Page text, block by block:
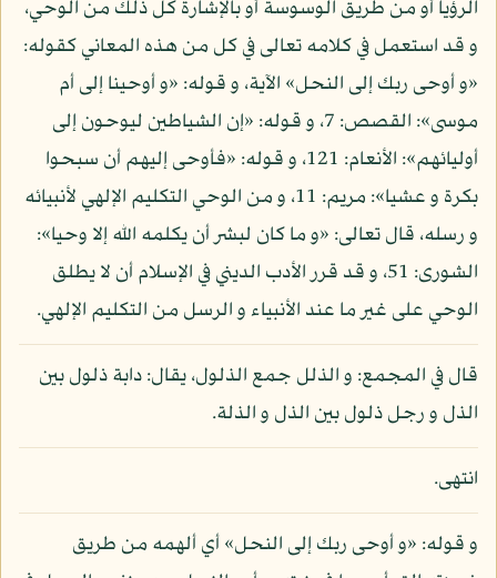
الرؤيا أو من طريق الوسوسة أو بالإشارة كل ذلك من الوحي،
و قد استعمل في كلامه تعالى في كل من هذه المعاني كقوله:
«و أوحى ربك إلى النحل» الآية، و قوله: «و أوحينا إلى أم
موسى»: القصص: 7، و قوله: «إن الشياطين ليوحون إلى
أوليائهم»: الأنعام: 121، و قوله: «فأوحى إليهم أن سبحوا
بكرة و عشيا»: مريم: 11، و من الوحي التكليم الإلهي لأنبيائه
و رسله، قال تعالى: «و ما كان لبشر أن يكلمه الله إلا وحيا»:
الشورى: 51، و قد قرر الأدب الديني في الإسلام أن لا يطلق
الوحي على غير ما عند الأنبياء و الرسل من التكليم الإلهي.
قال في المجمع: و الذلل جمع الذلول، يقال: دابة ذلول بين
الذل و رجل ذلول بين الذل و الذلة.
انتهى.
و قوله: «و أوحى ربك إلى النحل» أي ألهمه من طريق